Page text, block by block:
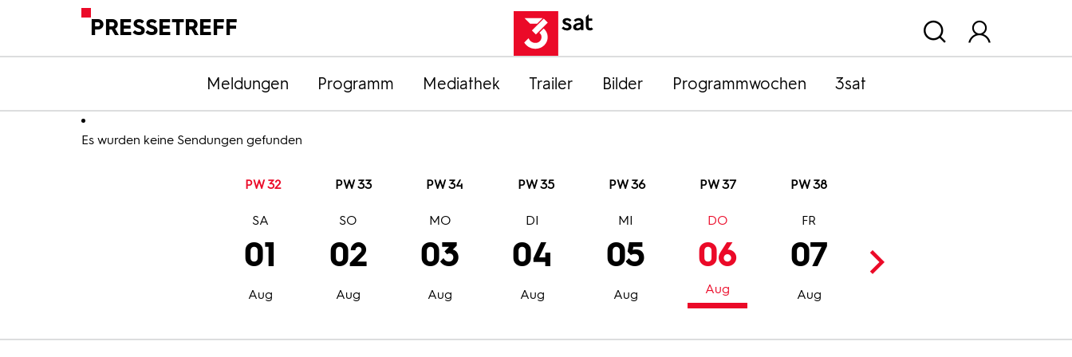
PRESSETREFF
Meldungen Programm Mediathek Trailer Bilder Programmwochen 3sat
Es wurden keine Sendungen gefunden
PW 32 PW 33 PW 34 PW 35 PW 36 PW 37 PW 38
01
Aug
SA
02
Aug
SO
03
Aug
MO
04
Aug
DI
05
Aug
MI
06
Aug
DO
07
Aug
FR
08